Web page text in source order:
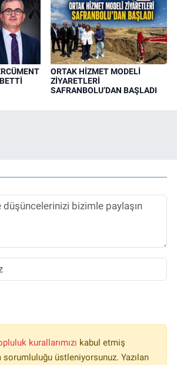
ORTAK HİZMET MODELİ
ZİYARETLERİ
SAFRANBOLU’DAN BAŞLADI
kurallarımızı kabul etmiş
sorumluluğu üstleniyorsunuz. Yazılan